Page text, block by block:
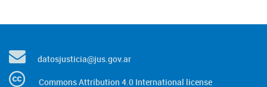
datosjusticia@jus.gov.ar
Commons Attribution 4.0 International license